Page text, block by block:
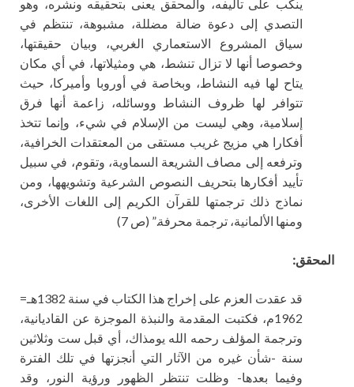
ينكب على تأليفه، والمحقق يعنى بتحقيقه ونشره، وهو
التصدي إلى دعوة ضالة مضللة، مشبوهة، تنتظم في
سياق المشروع الاستعماري الغربي، وبيان حقيقتها،
وخصوصا أنها لا تزال تنشط، هي ومثيلاتها، في أي مكان
يتاح لها فيه النشاط، وبخاصة في أوروبا وأميركا، حيث
تتوافر لها ظروف النشاط ووسائله، زاعمة أنها فرق
إسلامية، وهي ليست من الإسلام في شيء، وإنما تتخذ
أفكارا هي مزيج غريب مستقى من المعتقدات الخرافية،
وترفعه إلى مصاف الشريعة السماوية، وتقوم، في سبيل
تأييد أفكارها بتحريف النصوص الشرعية وتشويهها، ومن
نماذج ذلك ترجمتها للقرآن الكريم إلى اللغات الأخرى،
ومنها الألمانية، ترجمة محرفة.” (ص 7)
المحقق:
قد عقدت العزم على إخراج هذا الكتاب في سنة 1382هـ=
1962م، فكتبت المقدمة والنبذة الموجزة عن القاديانية،
وترجمة المؤلف رحمه الله يومذاك، أي قبل ست وثلاثين
سنة -شأن غيره من الآثار التي أنجزتها في تلك الفترة
وفيما بعدها- وظلت تنتظر الظهور ورؤية النور، وقد